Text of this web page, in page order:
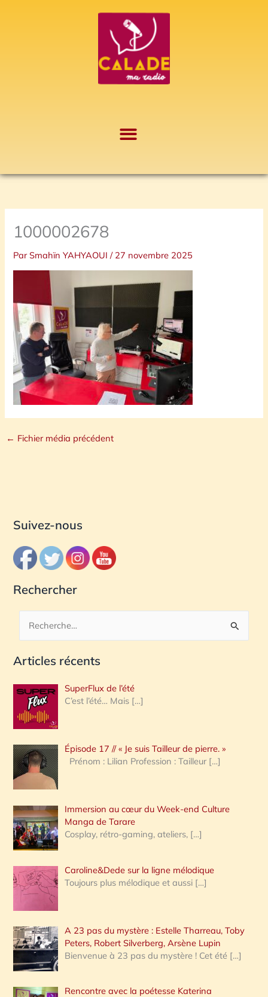
1000002678
ParSmahïn YAHYAOUI/ 27 novembre 2025
← Fichier média précédent
Suivez-nous
Rechercher
c
e
r
c
h
e
:
Articles récents
SuperFlux de l’été
C’est l’été… Mais […]
Épisode 17 // « Je suis Tailleur de pierre. »
Prénom : Lilian Profession : Tailleur […]
Immersion au cœur du Week-end Culture
Manga de Tarare
Cosplay, rétro-gaming, ateliers, […]
Caroline&Dede sur la ligne mélodique
Toujours plus mélodique et aussi […]
A 23 pas du mystère : Estelle Tharreau, Toby
Peters, Robert Silverberg, Arsène Lupin
Bienvenue à 23 pas du mystère ! Cet été […]
Rencontre avec la poétesse Katerina